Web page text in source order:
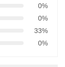
0%
0%
33%
0%